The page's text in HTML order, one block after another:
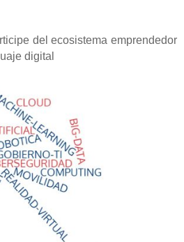
del ecosistema emprendedor
digital